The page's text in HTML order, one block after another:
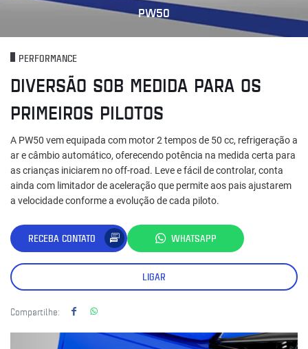
PW50
PERFORMANCE
DIVERSÃO SOB MEDIDA PARA OS
PRIMEIROS PILOTOS
A PW50 vem equipada com motor 2 tempos de 50 cc, refrigeração a
ar e câmbio automático, oferecendo potência na medida certa para
as crianças iniciarem no off-road. Leve e fácil de controlar, conta
ainda com limitador de aceleração que permite aos pais ajustarem
a velocidade conforme a evolução de cada piloto.
RECEBA CONTATO WHATSAPP
LIGAR
Compartilhe: